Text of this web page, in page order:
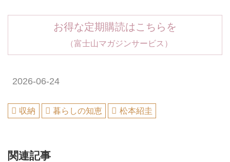
お得な定期購読はこちらを
（富士山マガジンサービス）
2026-06-24
収納 暮らしの知恵 松本紹圭
関連記事